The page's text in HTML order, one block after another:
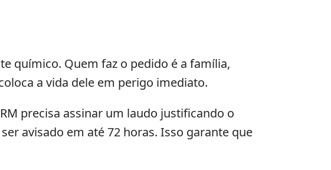
químico. Quem faz o pedido é a família,
a vida dele em perigo imediato.
precisa assinar um laudo justificando o
avisado em até 72 horas. Isso garante que